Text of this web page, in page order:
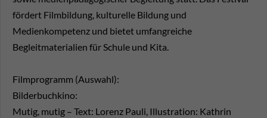
fördert Filmbildung, kulturelle Bildung und
Medienkompetenz und bietet umfangreiche
Begleitmaterialien für Schule und Kita.
Filmprogramm (Auswahl):
Bilderbuchkino:
Mutig, mutig – Text: Lorenz Pauli, Illustration: Kathrin